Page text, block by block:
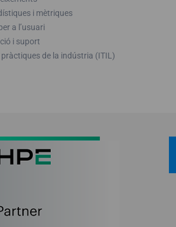
i mètriques
a l’usuari
i suport
de la indústria (ITIL)